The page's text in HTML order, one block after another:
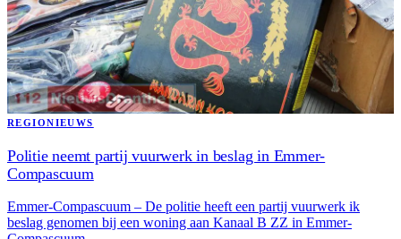
REGIONIEUWS
Politie neemt partij vuurwerk in beslag in Emmer-
Compascuum
Emmer-Compascuum – De politie heeft een partij vuurwerk ik
beslag genomen bij een woning aan Kanaal B ZZ in Emmer-